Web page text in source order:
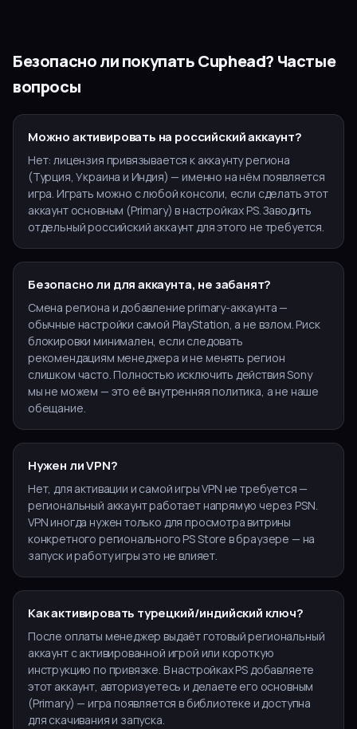
Безопасно ли покупатьCuphead? Частые
вопросы
Можно активировать на российский аккаунт?
Нет: лицензия привязывается к аккаунту региона
(Турция, Украина и Индия) — именно на нём появляется
игра. Играть можно с любой консоли, если сделать этот
аккаунт основным (Primary) в настройках PS. Заводить
отдельный российский аккаунт для этого не требуется.
Безопасно ли для аккаунта, не забанят?
Смена региона и добавление primary-аккаунта —
обычные настройки самой PlayStation, а не взлом. Риск
блокировки минимален, если следовать
рекомендациям менеджера и не менять регион
слишком часто. Полностью исключить действия Sony
мы не можем — это её внутренняя политика, а не наше
обещание.
Нужен ли VPN?
Нет, для активации и самой игры VPN не требуется —
региональный аккаунт работает напрямую через PSN.
VPN иногда нужен только для просмотра витрины
конкретного регионального PS Store в браузере — на
запуск и работу игры это не влияет.
Как активировать турецкий/индийский ключ?
После оплаты менеджер выдаёт готовый региональный
аккаунт с активированной игрой или короткую
инструкцию по привязке. В настройках PS добавляете
этот аккаунт, авторизуетесь и делаете его основным
(Primary) — игра появляется в библиотеке и доступна
для скачивания и запуска.